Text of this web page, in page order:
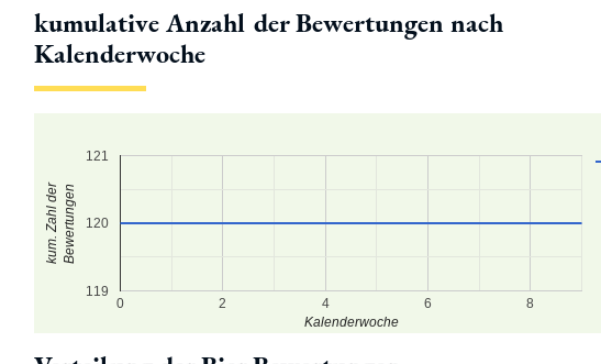
kumulative Anzahl der Bewertungen nach
Kalenderwoche
0 2 4 6 8
119
120
121
Kalenderwoche
kum. Zahl derBewertungen